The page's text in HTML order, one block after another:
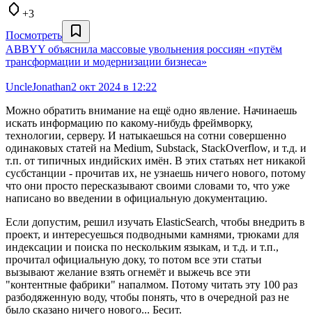
+3
Посмотреть
ABBYY объяснила массовые увольнения россиян «путём
трансформации и модернизации бизнеса»
UncleJonathan2 окт 2024 в 12:22
Можно обратить внимание на ещё одно явление. Начинаешь
искать информацию по какому-нибудь фреймворку,
технологии, серверу. И натыкаешься на сотни совершенно
одинаковых статей на Medium, Substack, StackOverflow, и т.д. и
т.п. от типичных индийских имён. В этих статьях нет никакой
сусбстанции - прочитав их, не узнаешь ничего нового, потому
что они просто пересказывают своими словами то, что уже
написано во введении в официальную документацию.
Если допустим, решил изучать ElasticSearch, чтобы внедрить в
проект, и интересуешься подводными камнями, трюками для
индексации и поиска по нескольким языкам, и т.д. и т.п.,
прочитал официальную доку, то потом все эти статьи
вызывают желание взять огнемёт и выжечь все эти
"контентные фабрики" напалмом. Потому читать эту 100 раз
разбодяженную воду, чтобы понять, что в очередной раз не
было сказано ничего нового... Бесит.